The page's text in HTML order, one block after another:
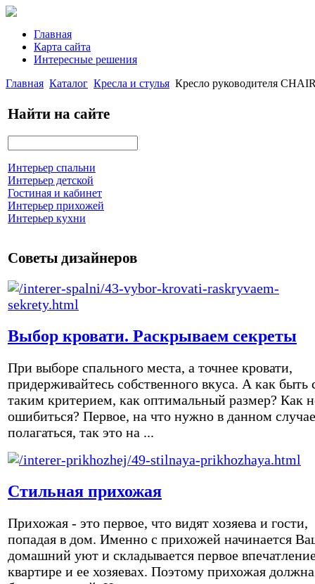
Главная
Карта сайта
Интересные решения
Главная Каталог Кресла и стулья Кресло руководителя
Найти на сайте
Интерьер спальни
Интерьер детской
Гостиная и кабинет
Интерьер прихожей
Интерьер кухни
Советы дизайнеров
Выбор кровати. Раскрываем секреты
При выборе спального места, а точнее кровати,
придерживайтесь собственного вкуса. А как быть
таким критерием, как оптимальный размер? Как
ошибиться? Первое, на что нужно в данном случае
полагаться, так это на ...
Стильная прихожая
Прихожая - это первое, что видят хозяева и гости,
попадая в дом. Именно с прихожей начинается
домашний уют и складывается первое
квартире и ее хозяевах. Поэтому прихожая должна